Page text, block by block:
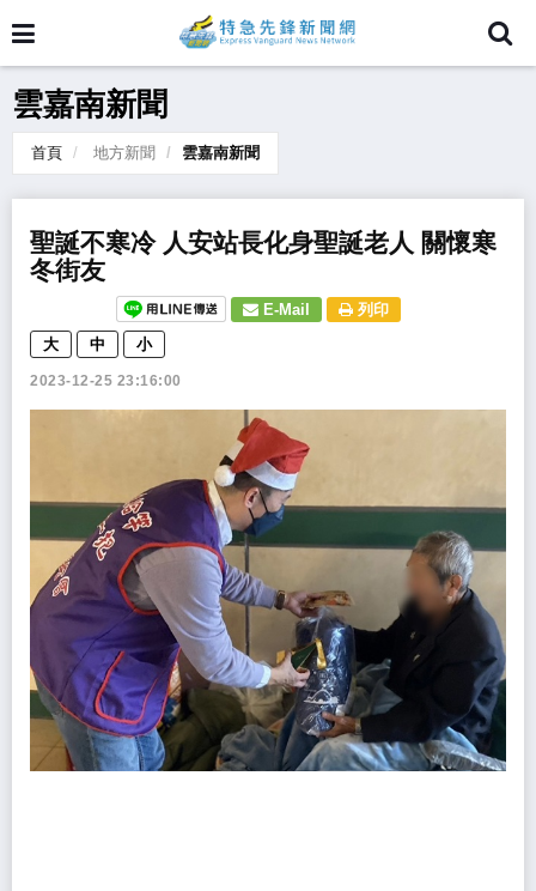
雲嘉南新聞
首頁 地方新聞 雲嘉南新聞
聖誕不寒冷 人安站長化身聖誕老人 關懷寒
冬街友
E-Mail
列印
大
中 小
2023-12-25 23:16:00